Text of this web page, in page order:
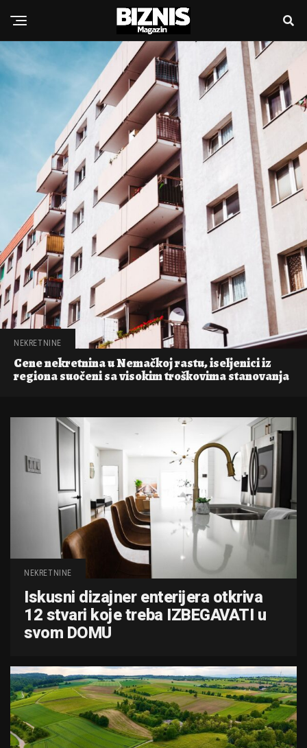
NEKRETNINE
Cene nekretnina u Nemačkoj rastu, iseljenici iz
regiona suočeni sa visokim troškovima stanovanja
NEKRETNINE
Iskusni dizajner enterijera otkriva
12 stvari koje treba IZBEGAVATI u
svom DOMU